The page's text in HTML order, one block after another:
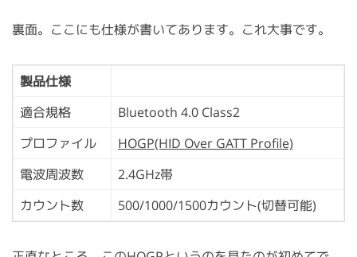
裏面。ここにも仕様が書いてあります。これ大事です。
製品仕様
適合規格 Bluetooth 4.0 Class2
プロファイル HOGP(HID Over GATT Profile)
電波周波数 2.4GHz帯
カウント数 500/1000/1500カウント(切替可能)